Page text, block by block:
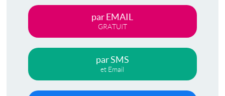
par EMAIL
GRATUIT
par SMS
et Email